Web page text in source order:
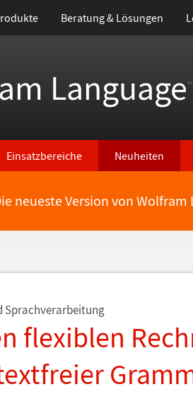
Beratung & Lösungen
Language™
Einsatzbereiche Neuheiten
neueste Version von Wolfram
Sprachverarbeitung
flexiblen